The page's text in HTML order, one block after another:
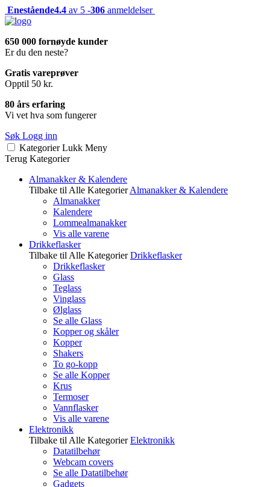
Enestående4.4 av 5 -306 anmeldelser
650 000 fornøyde kunder
Er du den neste?
Gratis vareprøver
Opptil 50 kr.
80 års erfaring
Vi vet hva som fungerer
Søk Logg inn
Kategorier Lukk Meny
Terug Kategorier
Almanakker & Kalendere
Tilbake til Alle Kategorier Almanakker & Kalendere
Almanakker
Kalendere
Lommealmanakker
Vis alle varene
Drikkeflasker
Tilbake til Alle Kategorier Drikkeflasker
Drikkeflasker
Glass
Teglass
Vinglass
Ølglass
Se alle Glass
Kopper og skåler
Kopper
Shakers
To go-kopp
Se alle Kopper
Krus
Termoser
Vannflasker
Vis alle varene
Elektronikk
Tilbake til Alle Kategorier Elektronikk
Datatilbehør
Webcam covers
Se alle Datatilbehør
Gadgets